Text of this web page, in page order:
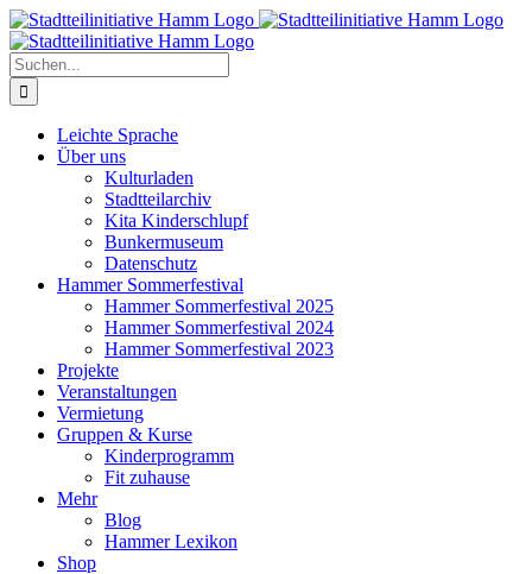
Zum
Inhalt
springen
Suche
nach:
Leichte Sprache
Über uns
Kulturladen
Stadtteilarchiv
Kita Kinderschlupf
Bunkermuseum
Datenschutz
Hammer Sommerfestival
Hammer Sommerfestival 2025
Hammer Sommerfestival 2024
Hammer Sommerfestival 2023
Projekte
Veranstaltungen
Vermietung
Gruppen & Kurse
Kinderprogramm
Fit zuhause
Mehr
Blog
Hammer Lexikon
Shop